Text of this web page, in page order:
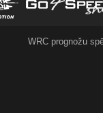
WRC prognožu